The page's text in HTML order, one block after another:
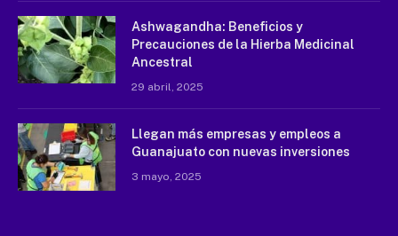
Ashwagandha: Beneficios y
Precauciones de la Hierba Medicinal
Ancestral
29 abril, 2025
Llegan más empresas y empleos a
Guanajuato con nuevas inversiones
3 mayo, 2025